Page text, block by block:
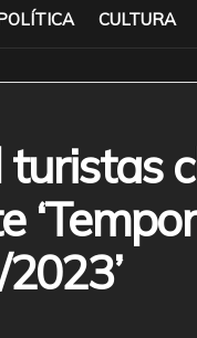
CULTURA
turistas